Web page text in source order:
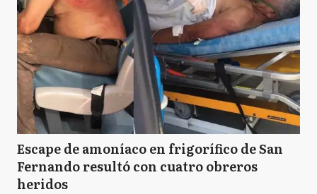
Escape de amoníaco en frigorífico de San
Fernando resultó con cuatro obreros
heridos